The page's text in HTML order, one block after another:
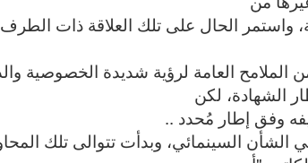
واستمر الحال على تلك العلاقة ذات
العامة لرؤية شديدة الخصوصية
الشهادة، لكن
وفق إطار مُحدد ..
الشأن السينمائي، وبدأت تتوالى تلك